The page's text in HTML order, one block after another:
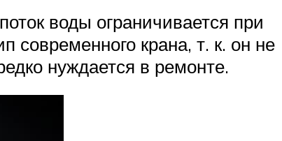
воды ограничивается при
крана, т. к. он не
нуждается в ремонте.